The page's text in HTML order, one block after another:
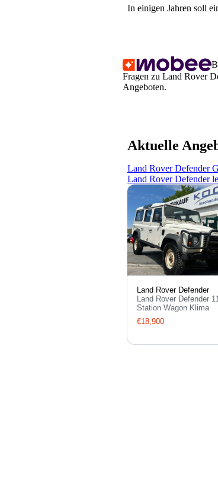
In einigen Jahren soll
Fragen zu Land Rover
Angeboten.
Aktuelle
Land Rover Defender
Land Rover Defender
Land Rover Defender
Land Rover Defender
Station Wagon Klima
€18,900